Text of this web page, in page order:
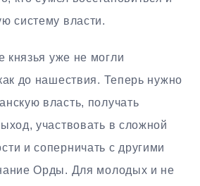
систему власти.
князья уже не могли
до нашествия. Теперь нужно
власть, получать
участвовать в сложной
и соперничать с другими
Орды. Для молодых и не